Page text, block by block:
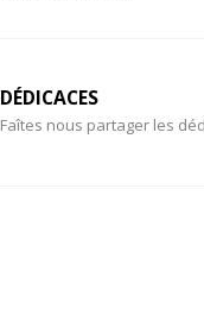
DÉDICACES
Faîtes nous partager les